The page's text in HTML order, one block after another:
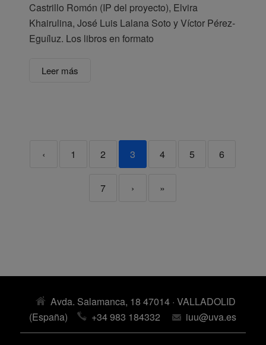
Castrillo Romón (IP del proyecto), Elvira
Khairulina, José Luis Lalana Soto y Víctor Pérez-
Eguíluz. Los libros en formato
Leer más
‹ 1 2 3 4 5 6
7 › »
Avda. Salamanca, 18 47014 · VALLADOLID
(España)
+34 983 184332 iuu@uva.es